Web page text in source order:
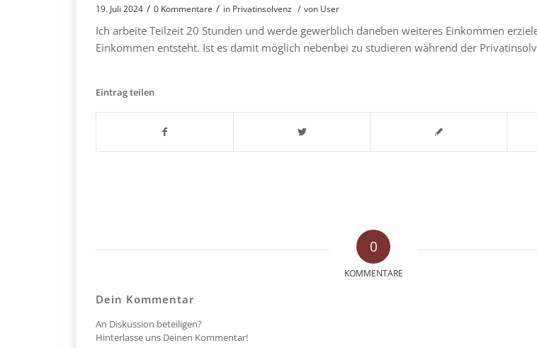
19. Juli 2024 / 0 Kommentare / in Privatinsolvenz / von User
Ich arbeite Teilzeit 20 Stunden und werde gewerblich daneben weiteres Einkommen
Einkommen entsteht. Ist es damit möglich nebenbei zu studieren während der
Eintrag teilen
0
KOMMENTARE
Dein Kommentar
An Diskussion beteiligen?
Hinterlasse uns Deinen Kommentar!